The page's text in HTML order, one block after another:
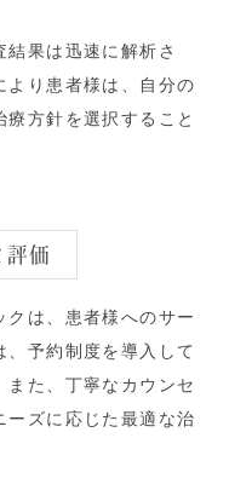
果は迅速に解析さ
より患者様は、自分の
方針を選択すること
価
は、患者様へのサー
、予約制度を導入して
また、丁寧なカウンセ
ーズに応じた最適な治